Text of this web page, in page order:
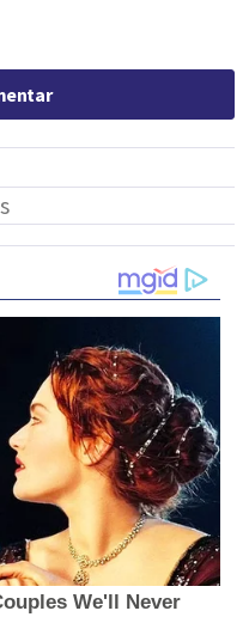
We'll Never